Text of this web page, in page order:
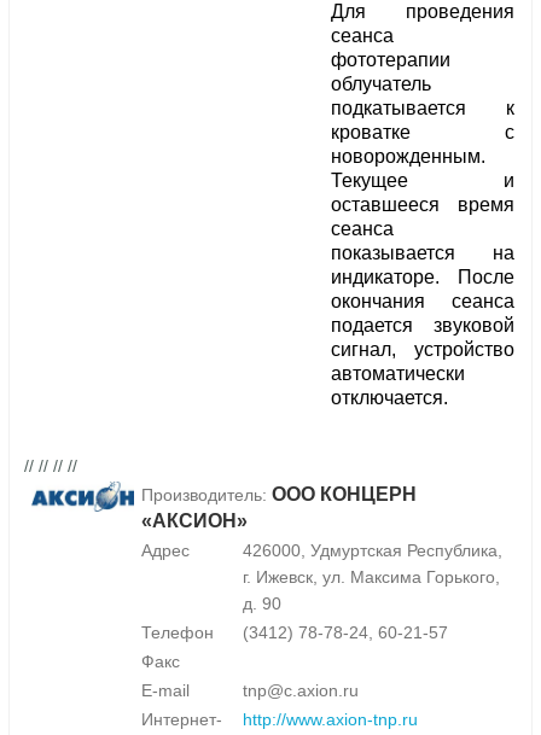
Для проведения
сеанса
фототерапии
облучатель
подкатывается к
кроватке с
новорожденным.
Текущее и
оставшееся время
сеанса
показывается на
индикаторе. После
окончания сеанса
подается звуковой
сигнал, устройство
автоматически
отключается.
// // // //
Производитель: ООО КОНЦЕРН
«АКСИОН»
Адрес
426000, Удмуртская Республика,
г. Ижевск, ул. Максима Горького,
д. 90
Телефон
(3412) 78-78-24, 60-21-57
Факс
E-mail
tnp@c.axion.ru
Интернет-
http://www.axion-tnp.ru